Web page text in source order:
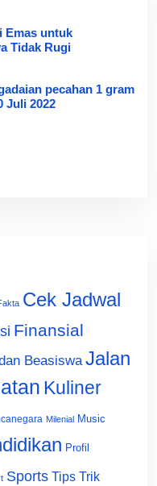
Emas untuk
Tidak Rugi
pecahan 1 gram
Juli 2022
Cek Jadwal
Finansial
Beasiswa Jalan
Kuliner
Milenial Music
Profil
Sports Tips Trik